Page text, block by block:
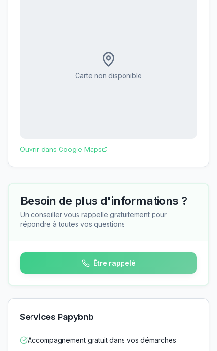
Carte non disponible
Ouvrir dans Google Maps
Besoin de plus d'informations ?
Un conseiller vous rappelle gratuitement pour
répondre à toutes vos questions
Être rappelé
Services Papybnb
Accompagnement gratuit dans vos démarches